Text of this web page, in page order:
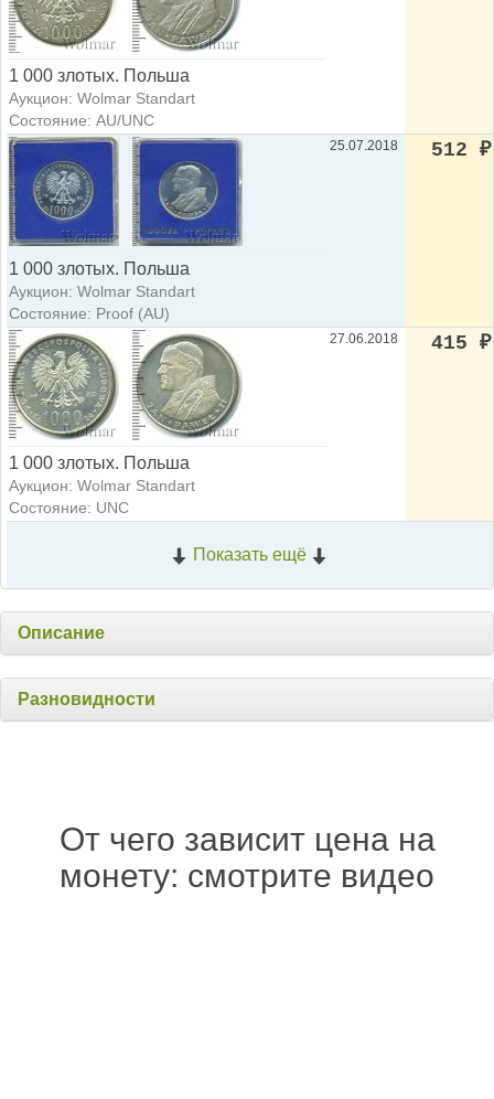
1 000 злотых. Польша
Аукцион: Wolmar Standart
Состояние: AU/UNC
1 000 злотых. Польша
Аукцион: Wolmar Standart
Состояние: Proof (AU)
25.07.2018 512 ₽
1 000 злотых. Польша
Аукцион: Wolmar Standart
Состояние: UNC
27.06.2018 415 ₽
Показать ещё
Описание
Разновидности
От чего зависит цена на
монету: смотрите видео